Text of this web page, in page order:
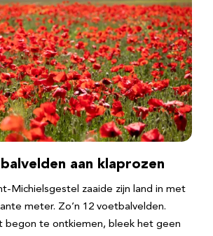
aan klaprozen
Michielsgestel zaaide zijn land in met
meter. Zo’n 12 voetbalvelden.
begon te ontkiemen, bleek het geen